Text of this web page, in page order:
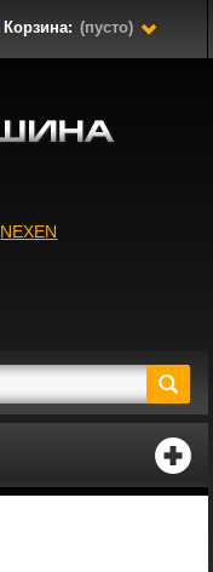
Корзина: (пусто)
NEXEN